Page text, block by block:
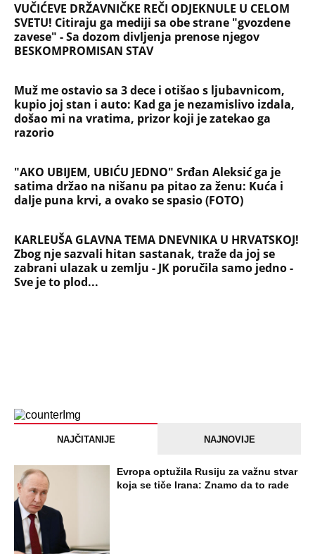
VUČIĆEVE DRŽAVNIČKE REČI ODJEKNULE U CELOM
SVETU! Citiraju ga mediji sa obe strane "gvozdene
zavese" - Sa dozom divljenja prenose njegov
BESKOMPROMISAN STAV
Muž me ostavio sa 3 dece i otišao s ljubavnicom,
kupio joj stan i auto: Kad ga je nezamislivo izdala,
došao mi na vratima, prizor koji je zatekao ga
razorio
"AKO UBIJEM, UBIĆU JEDNO" Srđan Aleksić ga je
satima držao na nišanu pa pitao za ženu: Kuća i
dalje puna krvi, a ovako se spasio (FOTO)
KARLEUŠA GLAVNA TEMA DNEVNIKA U HRVATSKOJ!
Zbog nje sazvali hitan sastanak, traže da joj se
zabrani ulazak u zemlju - JK poručila samo jedno -
Sve je to plod...
NAJČITANIJE NAJNOVIJE
Evropa optužila Rusiju za važnu stvar
koja se tiče Irana: Znamo da to rade